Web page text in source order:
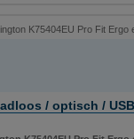
K75404EU Pro Fit
/ optisch /